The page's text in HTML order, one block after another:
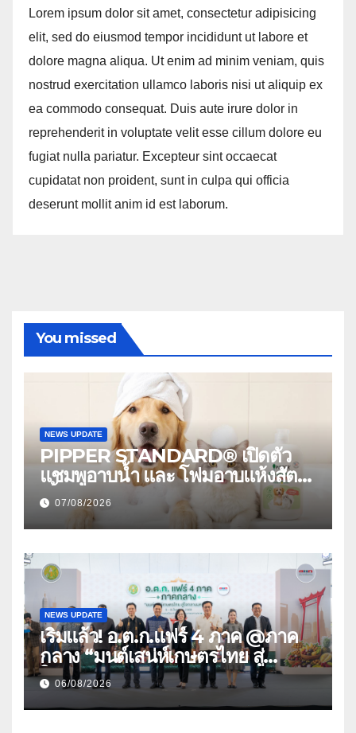
Lorem ipsum dolor sit amet, consectetur adipisicing
elit, sed do eiusmod tempor incididunt ut labore et
dolore magna aliqua. Ut enim ad minim veniam, quis
nostrud exercitation ullamco laboris nisi ut aliquip ex
ea commodo consequat. Duis aute irure dolor in
reprehenderit in voluptate velit esse cillum dolore eu
fugiat nulla pariatur. Excepteur sint occaecat
cupidatat non proident, sunt in culpa qui officia
deserunt mollit anim id est laborum.
You missed
NEWS UPDATE
PIPPER STANDARD® เปิดตัว
แชมพูอาบน้ำ และ โฟมอาบแห้งสัตว์
เลี้ยง ชูนวัตกรรมพลังธรรมชาติ
“Zero-Residue” เลียขนได้
ปลอดภัย ไร้สารตกค้าง
07/08/2026
NEWS UPDATE
เริ่มแล้ว! อ.ต.ก.แฟร์ 4 ภาค @ภาค
กลาง “มนต์เสน่ห์เกษตรไทย สู่
ใจกลางมหานคร” ชวนชิม ช้อป
สินค้าเกษตรคุณภาพจากทั่วไทย วัน
นี้ – 8 สิงหาคมนี้ ณ ลานคนเมือง
06/08/2026